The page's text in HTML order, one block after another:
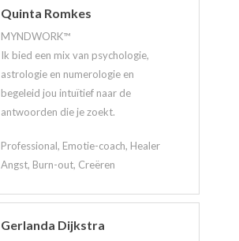
Quinta Romkes
MYNDWORK™
Ik bied een mix van psychologie,
astrologie en numerologie en
begeleid jou intuïtief naar de
antwoorden die je zoekt.
Professional, Emotie-coach, Healer
Angst, Burn-out, Creëren
Gerlanda Dijkstra